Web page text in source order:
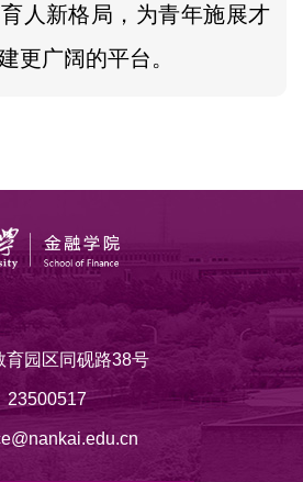
人新格局，为青年施展才
更广阔的平台。
育园区同砚路38号
23500517